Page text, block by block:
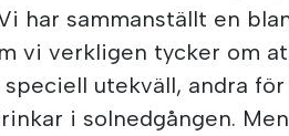
har sammanställt en
vi verkligen tycker om
utekväll, andra
i solnedgången.